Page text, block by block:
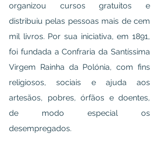
organizou cursos gratuitos e
distribuiu pelas pessoas mais de cem
mil livros. Por sua iniciativa, em 1891,
foi fundada a Confraria da Santíssima
Virgem Rainha da Polónia, com fins
religiosos, sociais e ajuda aos
artesãos, pobres, órfãos e doentes,
de modo especial os
desempregados.